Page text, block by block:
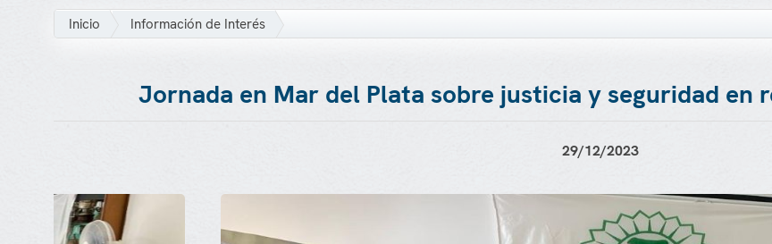
Inicio Información de Interés
Jornada en Mar del Plata sobre justicia y seguridad en
29/12/2023